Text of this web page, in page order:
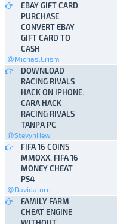
EBAY GIFT CARD
PURCHASE.
CONVERT EBAY
GIFT CARD TO
CASH
MichaslCrism
DOWNLOAD
RACING RIVALS
HACK ON IPHONE.
CARA HACK
RACING RIVALS
TANPA PC
StevynHew
FIFA 16 COINS
MMOXX. FIFA 16
MONEY CHEAT
PS4
Davidalurn
FAMILY FARM
CHEAT ENGINE